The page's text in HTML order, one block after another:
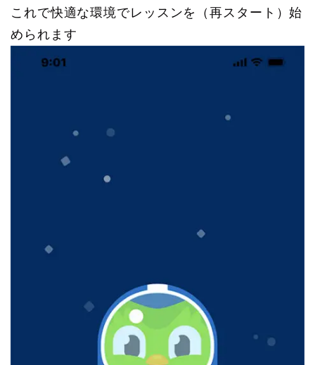
これで快適な環境でレッスンを（再スタート）始
められます